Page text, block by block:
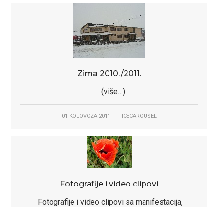
Zima 2010./2011.
(više…)
01 KOLOVOZA 2011 | ICECAROUSEL
Fotografije i video clipovi
Fotografije i video clipovi sa manifestacija,